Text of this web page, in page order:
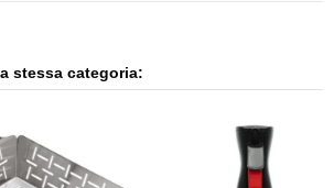
stessa categoria: